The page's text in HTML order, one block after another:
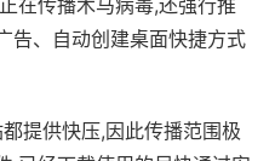
在传播木马病毒,还强行推
告、自动创建桌面快捷方式
提供快压,因此传播范围极